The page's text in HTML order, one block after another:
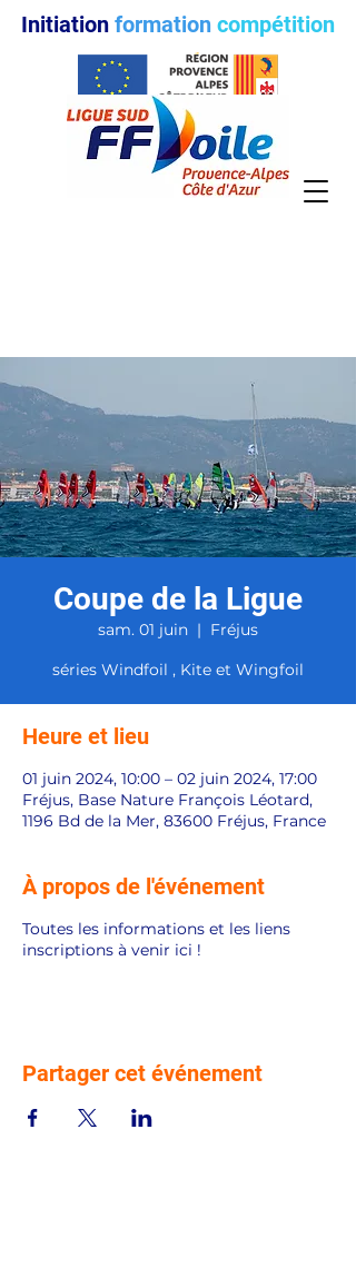
Initiation formation compétition
Coupe de la Ligue
sam. 01 juin
  |
Fréjus
séries Windfoil , Kite et Wingfoil
Heure et lieu
01 juin 2024, 10:00 – 02 juin 2024, 17:00
Fréjus, Base Nature François Léotard,
1196 Bd de la Mer, 83600 Fréjus, France
À propos de l'événement
Toutes les informations et les liens
inscriptions à venir ici !
Partager cet événement